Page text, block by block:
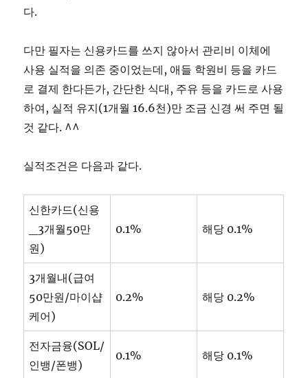
다.
다만 필자는 신용카드를 쓰지 않아서 관리비 이체에
사용 실적을 의존 중이었는데, 애들 학원비 등을 카드
로 결제 한다든가, 간단한 식대, 주유 등을 카드로 사용
하여, 실적 유지(1개월 16.6천)만 조금 신경 써 주면 될
것 같다. ^^
실적조건은 다음과 같다.
신한카드(신용
_3개월50만
원)
0.1% 해당 0.1%
3개월내(급여
50만원/마이샵
케어)
0.2% 해당 0.2%
전자금융(SOL/
인뱅/폰뱅)
0.1% 해당 0.1%